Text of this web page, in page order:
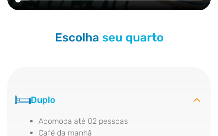
Escolha seu quarto
Duplo
Acomoda até 02 pessoas
Café da manhã